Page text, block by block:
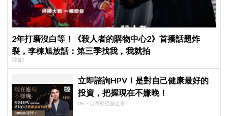
2年打磨沒白等！《殺人者的購物中心2》首播話題炸
裂，李棟旭放話：第三季找我，我就拍
韓劇
立即諮詢HPV！是對自己健康最好的
投資，把握現在不嫌晚！
PR・台灣癌症基金會